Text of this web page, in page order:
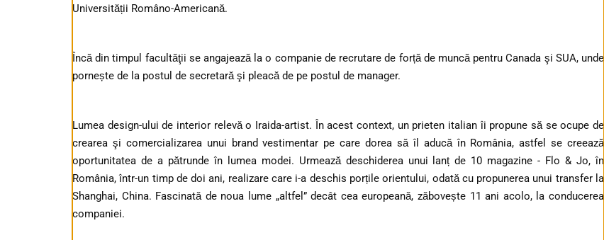
Universității Româno-Americană.
Încă din timpul facultăţii se angajează la o companie de recrutare de forță de muncă pentru Canada şi SUA, unde
pornește de la postul de secretară şi pleacă de pe postul de manager.
Lumea design-ului de interior relevă o Iraida-artist. În acest context, un prieten italian îi propune să se ocupe de
crearea şi comercializarea unui brand vestimentar pe care dorea să îl aducă în România, astfel se creează
oportunitatea de a pătrunde în lumea modei. Urmează deschiderea unui lanț de 10 magazine - Flo & Jo, în
România, într-un timp de doi ani, realizare care i-a deschis porțile orientului, odată cu propunerea unui transfer la
Shanghai, China. Fascinată de noua lume „altfel” decât cea europeană, zăbovește 11 ani acolo, la conducerea
companiei.